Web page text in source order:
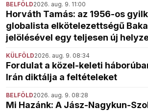
BELFÖLD2026. aug. 9. 11:00
Horváth Tamás: az 1956-os
globalista elkötelezettségű
jelölésével egy teljesen új
KÜLFÖLD2026. aug. 9. 08:34
Fordulat a közel-keleti
Irán diktálja a feltételeket
BELFÖLD2026. aug. 9. 08:28
Mi Hazánk: A Jász-Nagykun-